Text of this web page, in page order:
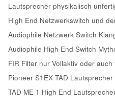
Lautsprecher physikalisch
High End Netzwerkswitch und
Audiophile Netzwerk Switch
Audiophile High End Switch
FIR Filter nur Vollaktiv oder
Pioneer S1EX TAD Lautsprecher
TAD ME 1 High End